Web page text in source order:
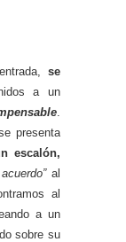
se
a un
presenta
escalón,
al
al
a un
sobre su